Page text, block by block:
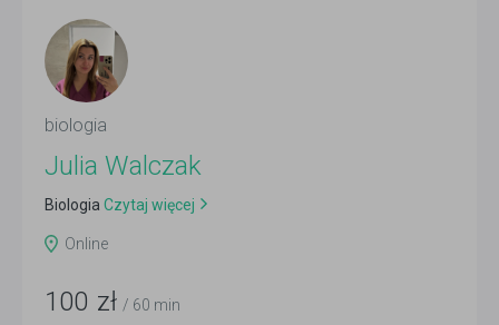
biologia
Julia Walczak
Biologia Czytaj więcej
Online
100 zł / 60 min